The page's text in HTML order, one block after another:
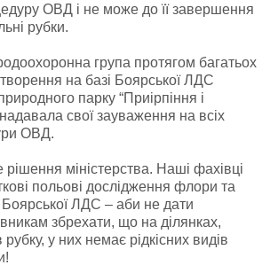
ОВД і не може до її завершення
рубки.
група протягом багатьох
на базі Боярської ЛДС
парку “Приірпіння і
надавала свої зауваження на всіх
ОВД.
рішення міністерства. Наші фахівці
польові дослідження флори та
ЛДС – аби не дати
збрехати, що на ділянках,
у них немає рідкісних видів